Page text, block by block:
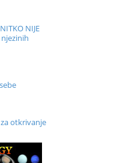
NIJE
njezinih
otkrivanje